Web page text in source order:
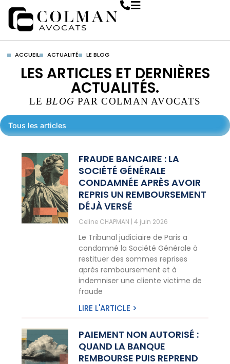
ACCUEIL ACTUALITÉ LE BLOG
LES ARTICLES ET DERNIÈRES
ACTUALITÉS.
LE BLOGPAR COLMAN AVOCATS
Tous les articles
FRAUDE BANCAIRE : LA
SOCIÉTÉ GÉNÉRALE
CONDAMNÉE APRÈS AVOIR
REPRIS UN REMBOURSEMENT
DÉJÀ VERSÉ
Celine CHAPMAN 4 juin 2026
Le Tribunal judiciaire de Paris a
condamné la Société Générale à
restituer des sommes reprises
après remboursement et à
indemniser une cliente victime de
fraude
LIRE L'ARTICLE >
PAIEMENT NON AUTORISÉ :
QUAND LA BANQUE
REMBOURSE PUIS REPREND